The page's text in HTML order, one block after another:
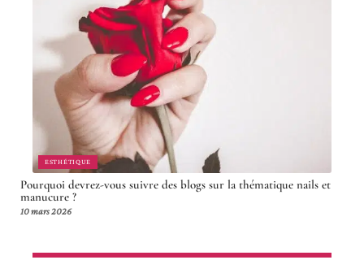
ESTHÉTIQUE
Pourquoi devrez-vous suivre des blogs sur la thématique nails et
manucure ?
10 mars 2026